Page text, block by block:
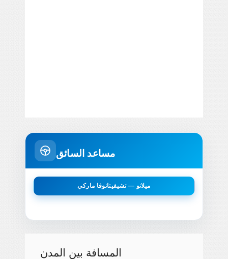
مساعد السائق
ميلانو — تشيفيتانوفا ماركي
المسافة بين المدن